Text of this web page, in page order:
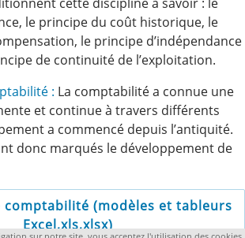
le principe du coût historique, le
le principe d’indépendance
de continuité de l’exploitation.
: La comptabilité a connue une
et continue à travers différents
a commencé depuis l’antiquité.
donc marqués le développement de
comptabilité (modèles et tableurs
Excel,xls,xlsx)